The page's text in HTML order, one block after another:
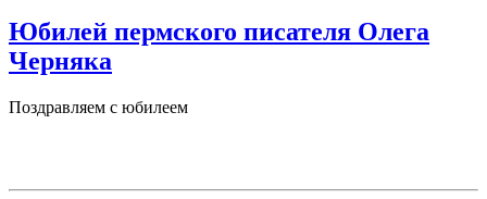
Юбилей пермского писателя Олега
Черняка
Поздравляем с юбилеем